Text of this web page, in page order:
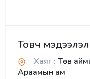
Товч
Хаяг : Төв
Араамын ам